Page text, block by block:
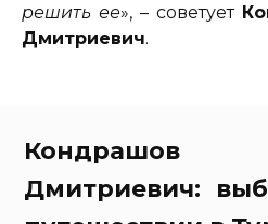
решить ее», – советует
Дмитриевич.
Кондрашов
Дмитриевич: